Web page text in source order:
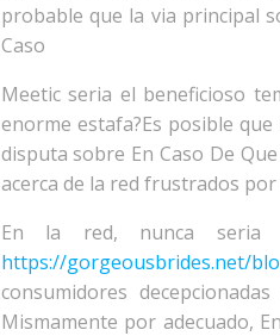
probable que la via principal
Caso
Meetic seri­a el beneficioso
enorme estafa?Es posible
disputa sobre En Caso De
acerca de la red frustrados
En la red, nunca seria
https://gorgeousbrides.net/
consumidores
Mismamente por adecuado,